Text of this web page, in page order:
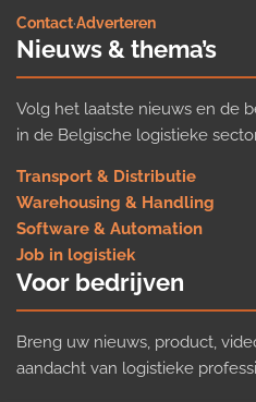
Contact·Adverteren
Nieuws & thema’s
Volg het laatste nieuws en de
in de Belgische logistieke
Transport & Distributie
Warehousing & Handling
Software & Automation
Job in logistiek
Voor bedrijven
Breng uw nieuws, product,
aandacht van logistieke